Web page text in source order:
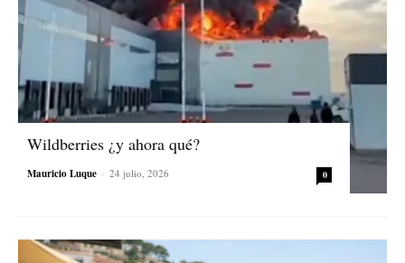
Wildberries ¿y ahora qué?
Mauricio Luque - 24 julio, 2026 0